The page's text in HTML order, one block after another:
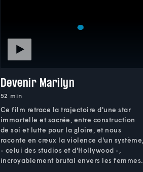
Devenir Marilyn
52 min
Ce film retrace la trajectoire d'une star
immortelle et sacrée, entre construction
de soi et lutte pour la gloire, et nous
raconte en creux la violence d'un système,
- celui des studios et d'Hollywood -,
incroyablement brutal envers les femmes.